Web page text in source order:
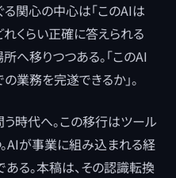
る関心の中心は「このAIは
れくらい正確に答えられる
へ移りつつある。「このAI
業務を完遂できるか」。
時代へ。この移行はツール
AIが事業に組み込まれる経
る。本稿は、その認識転換